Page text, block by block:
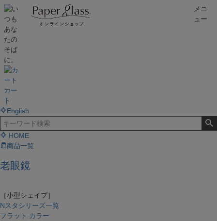
メニ
ュー
カー
ト
English
HOME
商品一覧
老眼鏡
［小型シェイプ］
Nスタシリーズ一覧
フラット カラー